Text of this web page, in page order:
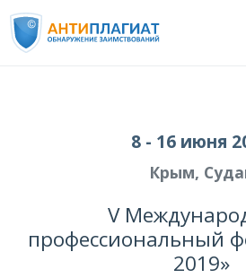
8 - 16 июня
Крым,
V
профессиональный
2019»